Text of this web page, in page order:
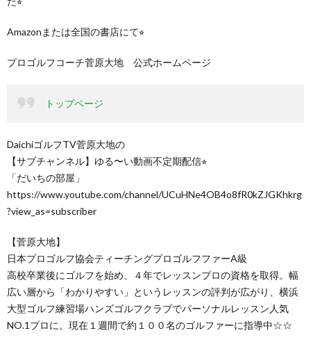
Amazonまたは全国の書店にて⭐︎
プロゴルフコーチ菅原大地 公式ホームページ
トップページ
DaichiゴルフTV菅原大地の
【サブチャンネル】ゆる〜い動画不定期配信⭐︎
「だいちの部屋」
https://www.youtube.com/channel/UCuHNe4OB4o8fR0kZJGKhkrg
?view_as=subscriber
【菅原大地】
日本プロゴルフ協会ティーチングプロゴルフファーA級
高校卒業後にゴルフを始め、４年でレッスンプロの資格を取得。幅
広い層から「わかりやすい」というレッスンの評判が広がり、横浜
大型ゴルフ練習場ハンズゴルフクラブでパーソナルレッスン人気
NO.1プロに。現在１週間で約１００名のゴルファーに指導中☆☆